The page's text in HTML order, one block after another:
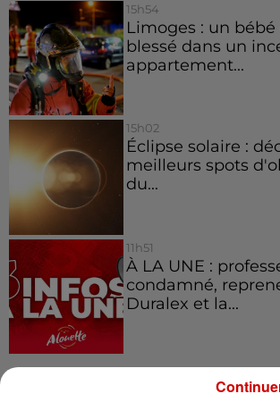
15h54
Limoges : un
blessé dans un
appartement...
15h02
Éclipse solaire :
meilleurs spots
du...
11h51
À LA UNE :
condamné,
Duralex et la...